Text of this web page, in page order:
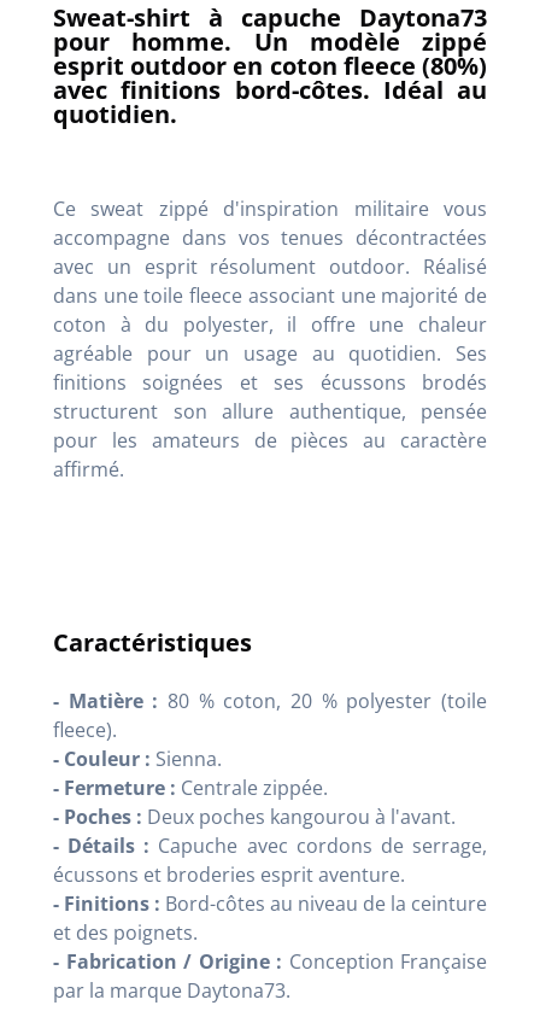
Sweat-shirt à capuche Daytona73
pour homme. Un modèle zippé
esprit outdoor en coton fleece (80%)
avec finitions bord-côtes. Idéal au
quotidien.
Ce sweat zippé d'inspiration militaire vous
accompagne dans vos tenues décontractées
avec un esprit résolument outdoor. Réalisé
dans une toile fleece associant une majorité de
coton à du polyester, il offre une chaleur
agréable pour un usage au quotidien. Ses
finitions soignées et ses écussons brodés
structurent son allure authentique, pensée
pour les amateurs de pièces au caractère
affirmé.
Caractéristiques
- Matière : 80 % coton, 20 % polyester (toile
fleece).
- Couleur : Sienna.
- Fermeture : Centrale zippée.
- Poches : Deux poches kangourou à l'avant.
- Détails : Capuche avec cordons de serrage,
écussons et broderies esprit aventure.
- Finitions : Bord-côtes au niveau de la ceinture
et des poignets.
- Fabrication / Origine : Conception Française
par la marque Daytona73.